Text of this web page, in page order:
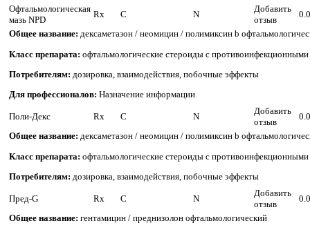
Офтальмологическая
мазь NPD
Rx C N
Добавить
отзыв
0.0
Общее название: дексаметазон / неомицин / полимиксин b
Класс препарата: офтальмологические стероиды с противоинфекционными
Потребителям: дозировка, взаимодействия, побочные эффекты
Для профессионалов: Назначение информации
Поли-Декс Rx C N
Добавить
отзыв
0.0
Общее название: дексаметазон / неомицин / полимиксин b
Класс препарата: офтальмологические стероиды с противоинфекционными
Потребителям: дозировка, взаимодействия, побочные эффекты
Пред-G Rx C N
Добавить
отзыв
0.0
Общее название: гентамицин / преднизолон офтальмологический